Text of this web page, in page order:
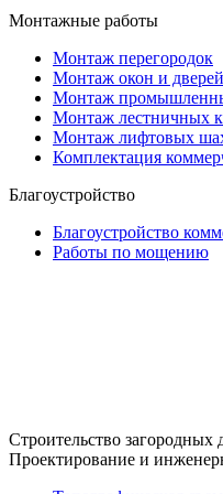
Монтажные работы
Монтаж перегородок
Монтаж окон и дверей
Монтаж
Монтаж лестничных
Монтаж лифтовых
Комплектация
Благоустройство
Благоустройство
Работы по мощению
Строительство загородных
Проектирование и